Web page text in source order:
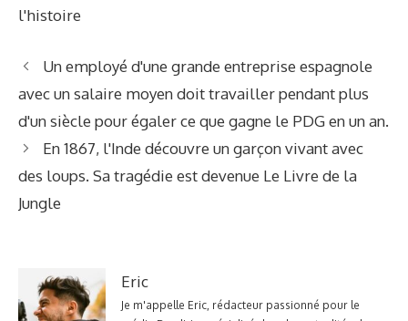
l'histoire
Un employé d'une grande entreprise espagnole
avec un salaire moyen doit travailler pendant plus
d'un siècle pour égaler ce que gagne le PDG en un an.
En 1867, l'Inde découvre un garçon vivant avec
des loups. Sa tragédie est devenue Le Livre de la
Jungle
Eric
Je m'appelle Eric, rédacteur passionné pour le